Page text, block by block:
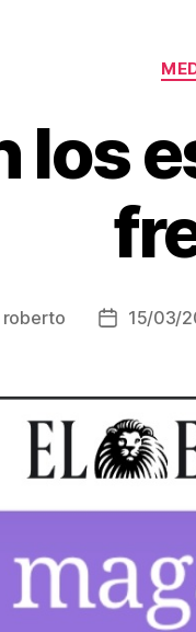
los
roberto 15/03/